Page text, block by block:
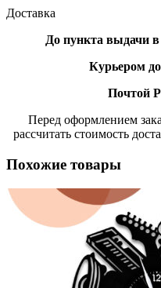
Доставка
До пункта выдачи
Курьером
Почтой
Перед оформлением
рассчитать стоимость
Похожие товары